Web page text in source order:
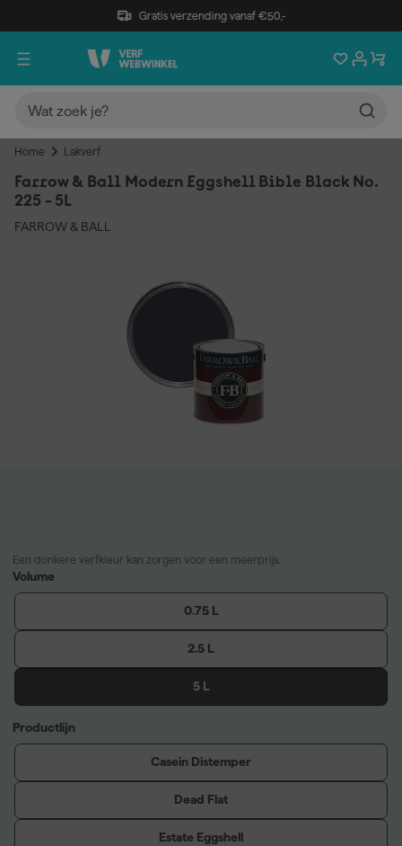
Gratis verzending vanaf €50,-
Home Lakverf
Farrow & Ball Modern Eggshell Bible Black No.
225 - 5L
FARROW & BALL
Een donkere verfkleur kan zorgen voor een meerprijs.
Volume
0.75 L
2.5 L
5 L
Productlijn
Casein Distemper
Dead Flat
Estate Eggshell